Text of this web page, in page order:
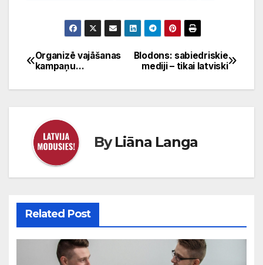
Ziņu
izvēlne
Blodons: sabiedriskie
mediji – tikai latviski
Organizē vajāšanas
kampaņu…
ByLiāna Langa
Related Post